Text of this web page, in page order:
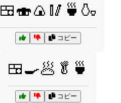
🍱🍣🍙🥢🍵🍶
コピー
🍱🍳🥟🥬🍵
コピー